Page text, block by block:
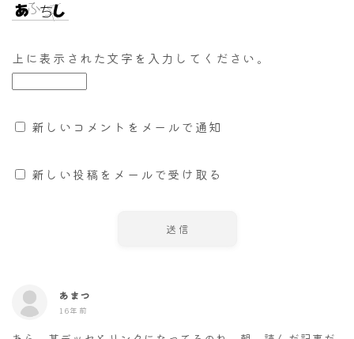
上に表示された文字を入力してください。
新しいコメントをメールで通知
新しい投稿をメールで受け取る
あまつ
16年前